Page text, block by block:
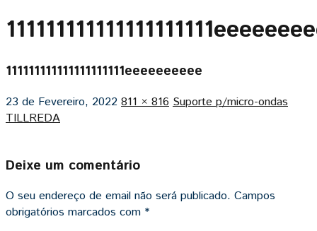
111111111111111111111eeeeeeeeee
23 de Fevereiro, 2022 811 × 816 Suporte p/micro-ondas
TILLREDA
Deixe um comentário
O seu endereço de email não será publicado. Campos
obrigatórios marcados com *